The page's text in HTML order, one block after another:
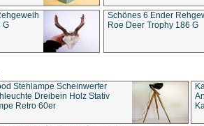
G
Schönes 6 Ender
Roe Deer Trophy 186 G
Stehlampe Scheinwerfer
Dreibein Holz Stativ
Retro 60er